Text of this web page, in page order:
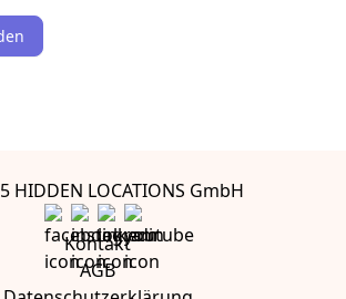
HIDDEN LOCATIONS GmbH
Kontakt
AGB